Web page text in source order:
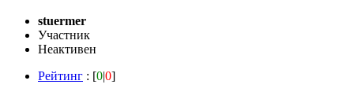
stuermer
Участник
Неактивен
Рейтинг : [00]